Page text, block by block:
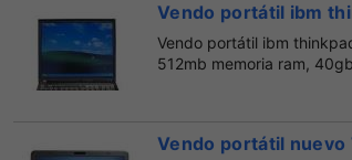
Vendo portátil ibm
Vendo portátil ibm
512mb memoria ram,
Vendo portátil nuevo